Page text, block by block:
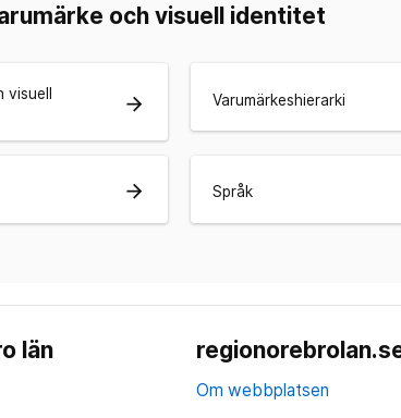
och visuell identitet
visuell
arrow_forward Varumärkeshierarki
arrow_forward Språk
län
Om webbplatsen